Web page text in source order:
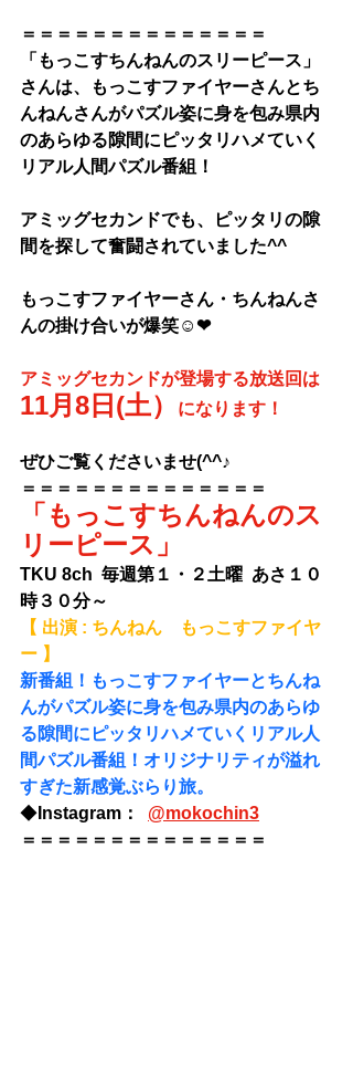
＝＝＝＝＝＝＝＝＝＝＝＝＝＝
「もっこすちんねんのスリーピース」
さんは、もっこすファイヤーさんとち
んねんさんがパズル姿に身を包み県内
のあらゆる隙間にピッタリハメていく
リアル人間パズル番組！
アミッグセカンドでも、ピッタリの隙
間を探して奮闘されていました^^
もっこすファイヤーさん・ちんねんさ
んの掛け合いが爆笑☺❤
アミッグセカンドが登場する放送回は
11月8日(土） になります！
ぜひご覧くださいませ(^^♪
＝＝＝＝＝＝＝＝＝＝＝＝＝＝
「もっこすちんねんのス
リーピース」
TKU 8ch  毎週第１・２土曜  あさ１０
時３０分～
【 出演 : ちんねん　もっこすファイヤ
ー 】
新番組！もっこすファイヤーとちんね
んがパズル姿に身を包み県内のあらゆ
る隙間にピッタリハメていくリアル人
間パズル番組！オリジナリティが溢れ
すぎた新感覚ぶらり旅。
◆ Instagram： @mokochin3
＝＝＝＝＝＝＝＝＝＝＝＝＝＝